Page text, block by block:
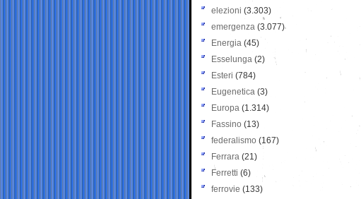
elezioni (3.303)
emergenza (3.077)
Energia (45)
Esselunga (2)
Esteri (784)
Eugenetica (3)
Europa (1.314)
Fassino (13)
federalismo (167)
Ferrara (21)
Ferretti (6)
ferrovie (133)